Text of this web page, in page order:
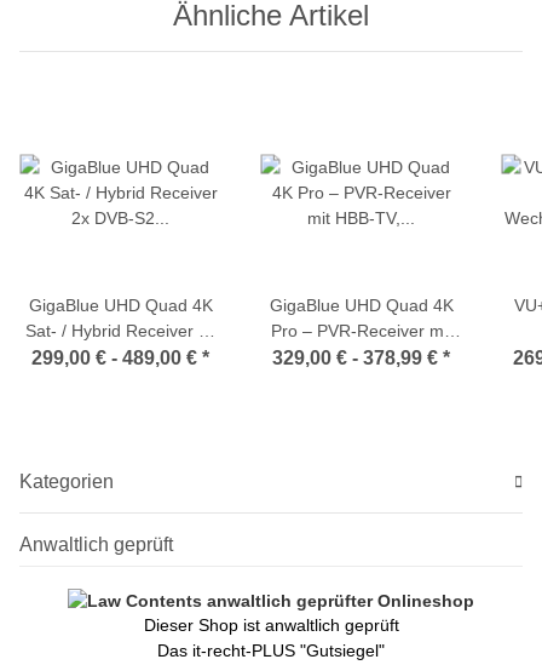
Ähnliche Artikel
GigaBlue UHD Quad 4K
Sat- / Hybrid Receiver 2x
DVB-S2 (FBC-Tuner) +
299,00 € - 489,00 € *
GigaBlue UHD Quad 4K
Pro – PVR-Receiver mit
HBB-TV, Bluetooth 5.4, 2x
329,00 € - 378,99 € *
Kategorien
Anwaltlich geprüft
Dieser Shop ist anwaltlich geprüft
Das it-recht-PLUS "Gutsiegel"